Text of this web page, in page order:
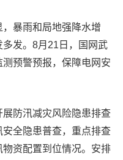
暴雨和局地强降水增
发。8月21日，国网武
预警预报，保障电网安
防汛减灾风险隐患排查
全隐患普查，重点排查
资配置到位情况。安排